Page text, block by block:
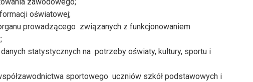
zawodowego;
oświatowej;
prowadzącego związanych z funkcjonowaniem
statystycznych na potrzeby oświaty, kultury, sportu i
sportowego uczniów szkół podstawowych i